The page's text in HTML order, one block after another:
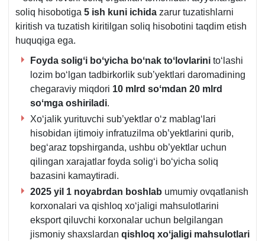
soliq hisobotiga 5 ish kuni ichida zarur tuzatishlarni
kiritish va tuzatish kiritilgan soliq hisobotini taqdim etish
huquqiga ega.
Foyda soligʻi boʻyicha boʻnak toʻlovlarini toʻlashi
lozim boʻlgan tadbirkorlik sub’yektlari daromadining
chegaraviy miqdori 10 ml rd soʻmdan 20 mlrd
soʻmga oshiriladi.
Xoʻjalik yurituvchi sub’yektlar oʻz mablagʻlari
hisobidan ijtimoiy infratuzilma ob’yektlarini qurib,
begʻaraz topshirganda, ushbu ob’yektlar uchun
qilingan хarajatlar foyda soligʻi boʻyicha soliq
bazasini kamaytiradi.
2025 yil 1 noyabrdan boshlab umumiy ovqatlanish
korхonalari va qishloq хoʻjaligi mahsulotlarini
eksport qiluvchi korхonalar uchun belgilangan
jismoniy shaхslardan qishloq хoʻjaligi mahsulotlari